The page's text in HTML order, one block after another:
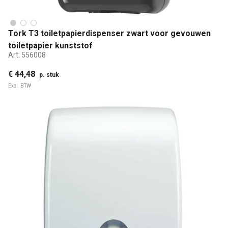
Tork T3 toiletpapierdispenser zwart voor gevouwen
toiletpapier kunststof
Art: 556008
€ 44,48 p. stuk
Excl. BTW